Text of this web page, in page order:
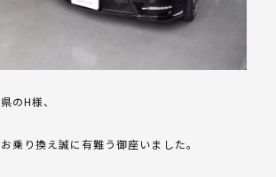
のH様、
乗り換え誠に有難う御座いました。